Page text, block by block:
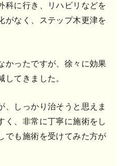
科に行き、リハビリなどを
がなく、ステップ木更津を
かったですが、徐々に効果
してきました。
、しっかり治そうと思えま
く、非常に丁寧に施術をし
でも施術を受けてみた方が